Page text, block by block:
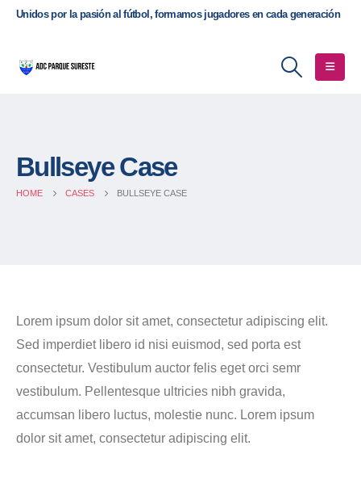
Unidos por la pasión al fútbol, formamos jugadores en cada generación
Bullseye Case
HOME CASES BULLSEYE CASE
Lorem ipsum dolor sit amet, consectetur adipiscing elit.
Sed imperdiet libero id nisi euismod, sed porta est
consectetur. Vestibulum auctor felis eget orci semr
vestibulum. Pellentesque ultricies nibh gravida,
accumsan libero luctus, molestie nunc. Lorem ipsum
dolor sit amet, consectetur adipiscing elit.